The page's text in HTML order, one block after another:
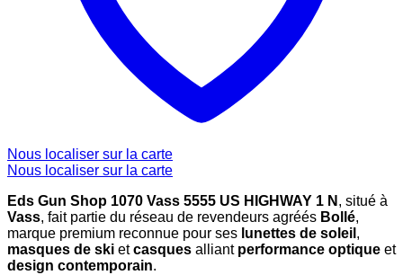
Nous localiser sur la carte
Nous localiser sur la carte
Eds Gun Shop 1070 Vass 5555 US HIGHWAY 1 N , situé à
Vass, fait partie du réseau de revendeurs agréés Bollé,
marque premium reconnue pour ses lunettes de soleil ,
masques de ski etcasques alliant performance optique et
design contemporain.